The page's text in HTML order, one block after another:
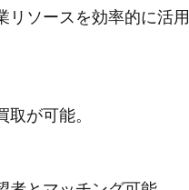
リソースを効率的に活用
が可能。